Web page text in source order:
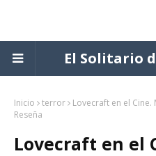
El Solitario
Inicio terror
Lovecraft en el
Reseña
Lovecraft en el